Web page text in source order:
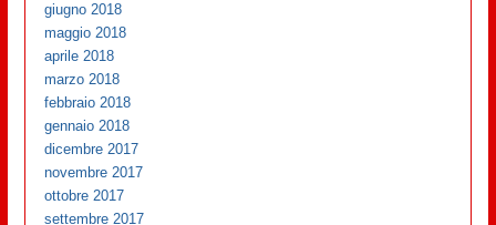
giugno 2018
maggio 2018
aprile 2018
marzo 2018
febbraio 2018
gennaio 2018
dicembre 2017
novembre 2017
ottobre 2017
settembre 2017